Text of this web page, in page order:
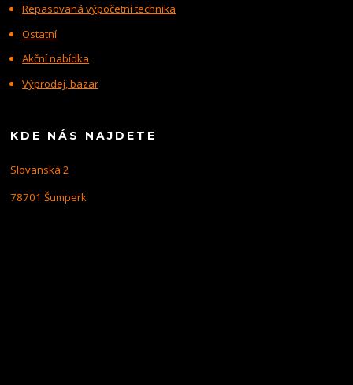
Repasovaná výpočetní technika
Ostatní
Akční nabídka
Výprodej, bazar
KDE NÁS NAJDETE
Slovanská 2
78701 Šumperk